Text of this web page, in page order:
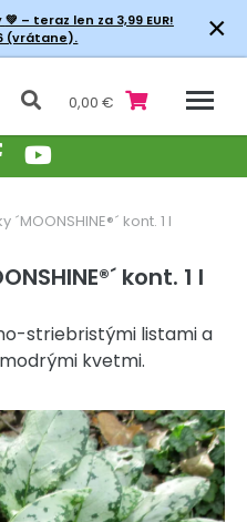
💚 – teraz len za 3,99 EUR!
(vrátane).
×
0,00 €
kont. 1 l
kont. 1 l
striebristými listami a
kvetmi.